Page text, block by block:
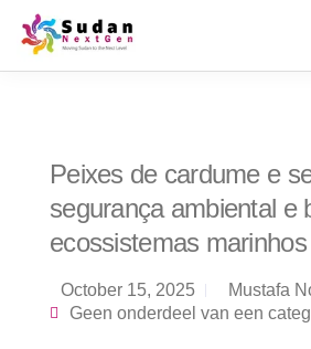
Peixes de cardume e
segurança ambiental e
ecossistemas marinhos
October 15, 2025
Mustafa
Geen onderdeel van een